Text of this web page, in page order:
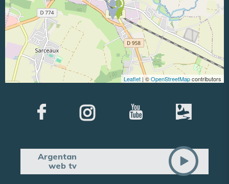
Leaflet | ©OpenStreetMapcontributors
Argentan
web tv